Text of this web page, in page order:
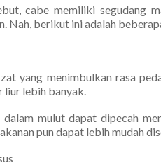
cabe memiliki segudang
Nah, berikut ini adalah
yang menimbulkan rasa
liur lebih banyak.
dalam mulut dapat dipecah
pun dapat lebih mudah